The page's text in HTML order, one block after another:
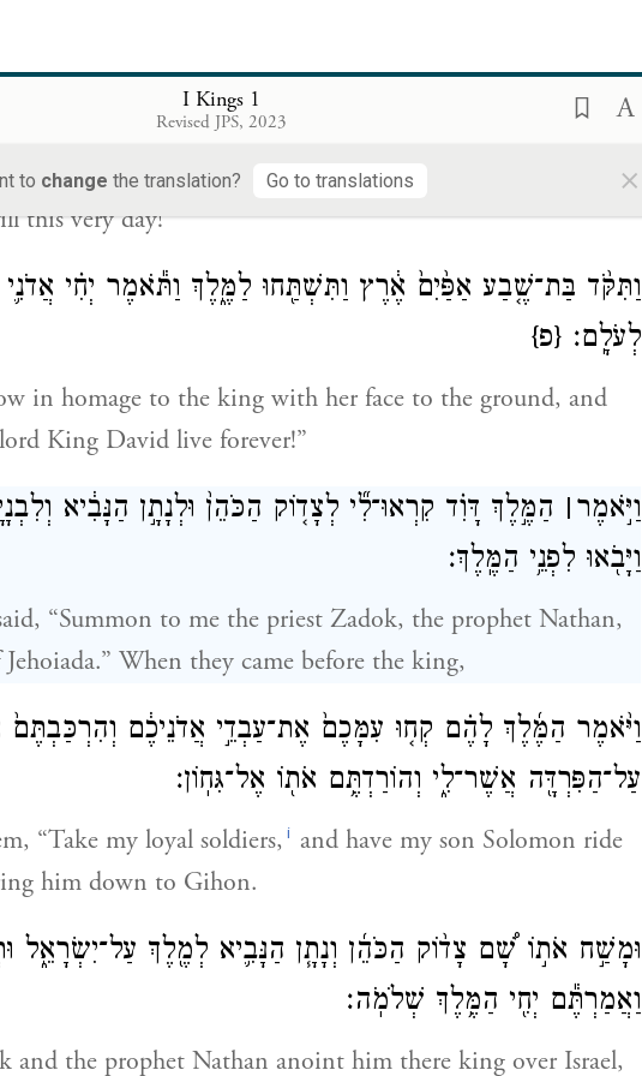
I Kings 1
Revised JPS, 2023
to change the translation? Go to translations ×
וְה֛וּא יֵשֵׁ֥ב עַל־כִּסְאִ֖י תַּחְתָּ֑י כִּ֛י כֵּ֥ן אֶעֱשֶׂ֖ה הַיּ֥וֹם הַזֶּֽה׃
TERNAL, the God of Israel, that your son
me as king and that he should sit upon my throne in
this very day!”
וַתִּקֹּ֨ד בַּת־שֶׁ֤בַע אַפַּ֙יִם֙ אֶ֔רֶץ וַתִּשְׁתַּ֖חוּ לַמֶּ֑לֶךְ וַתֹּ֕אמֶר יְחִ֗י
לְעֹלָֽם׃ {פ}
in homage to the king with her face to the ground, and
King David live forever!”
וַיֹּ֣אמֶר׀ הַמֶּ֣לֶךְ דָּוִ֗ד קִרְאוּ־לִ֞י לְצָד֤וֹק הַכֹּהֵן֙ וּלְנָתָ֣ן הַנָּבִ֔יא
וַיָּבֹ֖אוּ לִפְנֵ֥י הַמֶּֽלֶךְ׃
“Summon to me the priest Zadok, the prophet Nathan,
When they came before the king,
וַיֹּ֨אמֶר הַמֶּ֜לֶךְ לָהֶ֗ם קְח֤וּ עִמָּכֶם֙ אֶת־עַבְדֵ֣י אֲדֹנֵיכֶ֔ם
עַל־הַפִּרְדָּ֖ה אֲשֶׁר־לִ֑י וְהוֹרַדְתֶּ֥ם אֹת֖וֹ אֶל־גִּחֽוֹן׃
“Take my loyal soldiers, i and have my son Solomon ride
him down to Gihon.
וּמָשַׁ֣ח אֹת֣וֹ שָׁ֠ם צָד֨וֹק הַכֹּהֵ֜ן וְנָתָ֧ן הַנָּבִ֛יא לְמֶ֖לֶךְ עַל־יִשְׂרָאֵ֑ל
וַאֲמַרְתֶּ֕ם יְחִ֖י הַמֶּ֥לֶךְ שְׁלֹמֹֽה׃
and the prophet Nathan anoint him there king over Israel,